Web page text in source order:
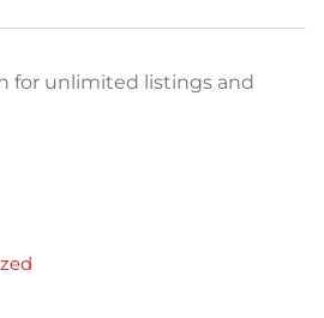
for unlimited listings and